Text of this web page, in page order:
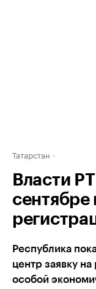
Татарстан
Власти
сентябре
Республика
центр заявку
особой